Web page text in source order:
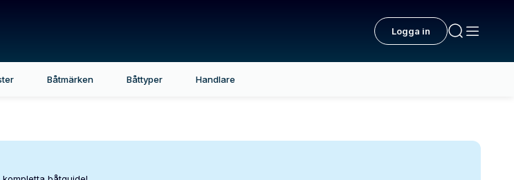
Logga in
Båtmärken Båttyper Handlare